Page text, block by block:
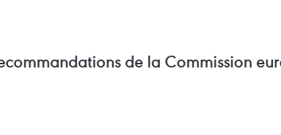
de la Commission